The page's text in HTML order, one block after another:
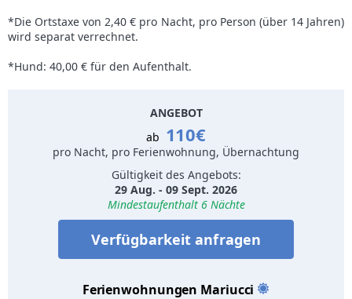
*Die Ortstaxe von 2,40 € pro Nacht, pro Person (über 14 Jahren)
wird separat verrechnet.
*Hund: 40,00 € für den Aufenthalt.
ANGEBOT
ab 110€
pro Nacht, pro Ferienwohnung, Übernachtung
Gültigkeit des Angebots:
29 Aug. - 09 Sept. 2026
Mindestaufenthalt 6 Nächte
Verfügbarkeit anfragen
Ferienwohnungen Mariucci